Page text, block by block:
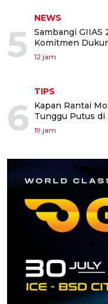
5
NEWS
Sambangi GIIAS
Komitmen
12 jam
6
TIPS
Kapan Rantai
Tunggu Putus di
19 jam